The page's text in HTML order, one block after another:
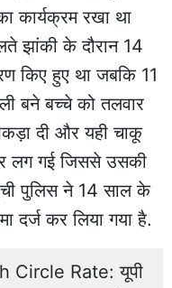
कार्यक्रम रखा था
झांकी के दौरान 14
किए हुए था जबकि 11
बने बच्चे को तलवार
दी और यही चाकू
लग गई जिससे उसकी
पुलिस ने 14 साल के
दर्ज कर लिया गया है.
Circle Rate: यूपी